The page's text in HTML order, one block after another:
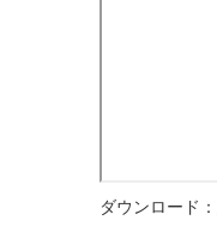
ダウンロード：